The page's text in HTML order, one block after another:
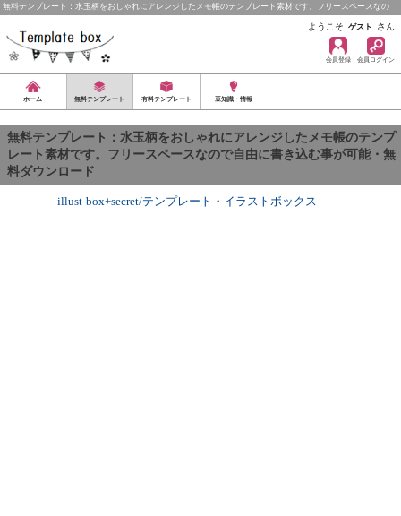
無料テンプレート：水玉柄をおしゃれにアレンジしたメモ帳のテンプレート素材です。フリースペースなの
で…
ようこそ ゲスト さん
会員登録 会員ログイン
ホーム 無料テンプレート 有料テンプレート 豆知識・情報
無料テンプレート：水玉柄をおしゃれにアレンジしたメモ帳のテンプ
レート素材です。フリースペースなので自由に書き込む事が可能・無
料ダウンロード
illust-box+secret/テンプレート ・ イラストボックス